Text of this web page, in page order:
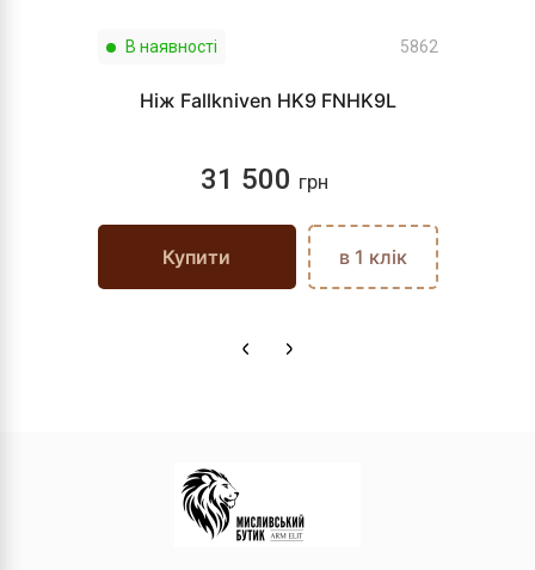
В наявності 5862
Ніж Fallkniven HK9 FNHK9L
31 500 грн
Купити в 1 клік